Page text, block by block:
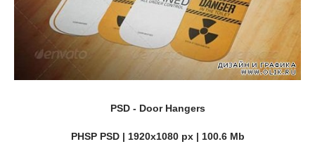
PSD - Door Hangers
PHSP PSD | 1920x1080 px | 100.6 Mb